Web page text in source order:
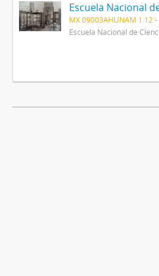
Escuela Nacional
MX 09003AHUNAM 1.12
Escuela Nacional de